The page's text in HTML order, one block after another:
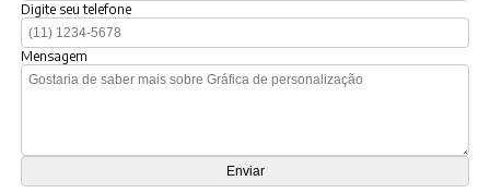
Digite seu telefone
Mensagem